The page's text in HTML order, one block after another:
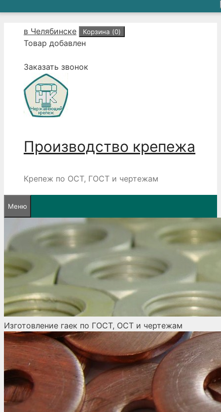
Перейтив Челябинске Корзина (0)
Товар добавлен
Заказать звонок
Производство крепежа
Крепеж по ОСТ, ГОСТ и чертежам
Меню
Изготовление гаек по ГОСТ, ОСТ и чертежам